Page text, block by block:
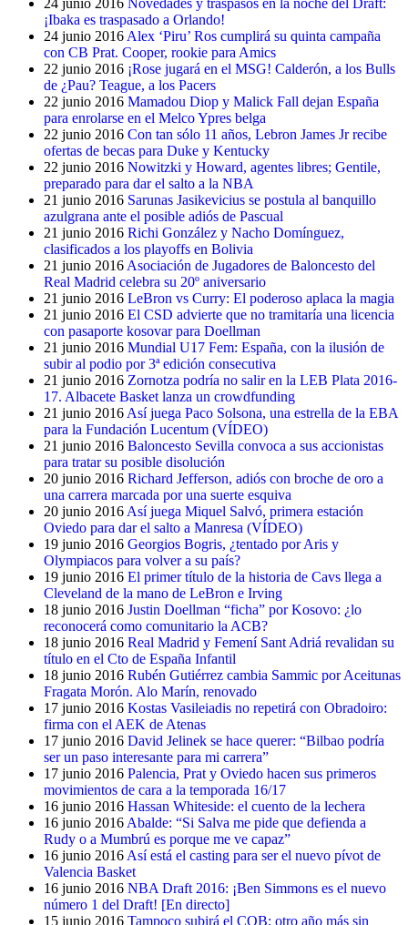
24 junio 2016 Novedades y traspasos en la noche del Draft:
¡Ibaka es traspasado a Orlando!
24 junio 2016 Alex ‘Piru’ Ros cumplirá su quinta campaña
con CB Prat. Cooper, rookie para Amics
22 junio 2016 ¡Rose jugará en el MSG! Calderón, a los Bulls
de ¿Pau? Teague, a los Pacers
22 junio 2016 Mamadou Diop y Malick Fall dejan España
para enrolarse en el Melco Ypres belga
22 junio 2016 Con tan sólo 11 años, Lebron James Jr recibe
ofertas de becas para Duke y Kentucky
22 junio 2016 Nowitzki y Howard, agentes libres; Gentile,
preparado para dar el salto a la NBA
21 junio 2016 Sarunas Jasikevicius se postula al banquillo
azulgrana ante el posible adiós de Pascual
21 junio 2016 Richi González y Nacho Domínguez,
clasificados a los playoffs en Bolivia
21 junio 2016 Asociación de Jugadores de Baloncesto del
Real Madrid celebra su 20º aniversario
21 junio 2016 LeBron vs Curry: El poderoso aplaca la magia
21 junio 2016 El CSD advierte que no tramitaría una licencia
con pasaporte kosovar para Doellman
21 junio 2016 Mundial U17 Fem: España, con la ilusión de
subir al podio por 3ª edición consecutiva
21 junio 2016 Zornotza podría no salir en la LEB Plata 2016-
17. Albacete Basket lanza un crowdfunding
21 junio 2016 Así juega Paco Solsona, una estrella de la EBA
para la Fundación Lucentum (VÍDEO)
21 junio 2016 Baloncesto Sevilla convoca a sus accionistas
para tratar su posible disolución
20 junio 2016 Richard Jefferson, adiós con broche de oro a
una carrera marcada por una suerte esquiva
20 junio 2016 Así juega Miquel Salvó, primera estación
Oviedo para dar el salto a Manresa (VÍDEO)
19 junio 2016 Georgios Bogris, ¿tentado por Aris y
Olympiacos para volver a su país?
19 junio 2016 El primer título de la historia de Cavs llega a
Cleveland de la mano de LeBron e Irving
18 junio 2016 Justin Doellman “ficha” por Kosovo: ¿lo
reconocerá como comunitario la ACB?
18 junio 2016 Real Madrid y Femení Sant Adriá revalidan su
título en el Cto de España Infantil
18 junio 2016 Rubén Gutiérrez cambia Sammic por Aceitunas
Fragata Morón. Alo Marín, renovado
17 junio 2016 Kostas Vasileiadis no repetirá con Obradoiro:
firma con el AEK de Atenas
17 junio 2016 David Jelinek se hace querer: “Bilbao podría
ser un paso interesante para mi carrera”
17 junio 2016 Palencia, Prat y Oviedo hacen sus primeros
movimientos de cara a la temporada 16/17
16 junio 2016 Hassan Whiteside: el cuento de la lechera
16 junio 2016 Abalde: “Si Salva me pide que defienda a
Rudy o a Mumbrú es porque me ve capaz”
16 junio 2016 Así está el casting para ser el nuevo pívot de
Valencia Basket
16 junio 2016 NBA Draft 2016: ¡Ben Simmons es el nuevo
número 1 del Draft! [En directo]
15 junio 2016 Tampoco subirá el COB; otro año más sin